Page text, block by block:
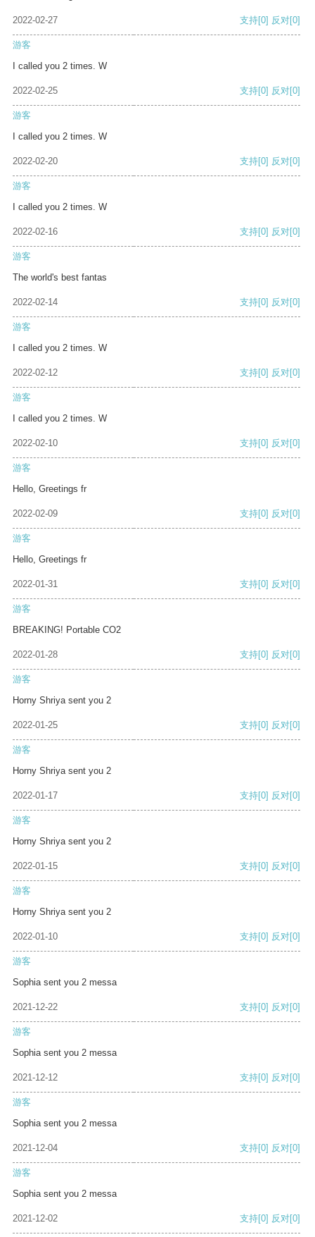
2022-02-27 支持[0] 反对[0]
游客
I called you 2 times. W
2022-02-25 支持[0] 反对[0]
游客
I called you 2 times. W
2022-02-20 支持[0] 反对[0]
游客
I called you 2 times. W
2022-02-16 支持[0] 反对[0]
游客
The world's best fantas
2022-02-14 支持[0] 反对[0]
游客
I called you 2 times. W
2022-02-12 支持[0] 反对[0]
游客
I called you 2 times. W
2022-02-10 支持[0] 反对[0]
游客
Hello, Greetings fr
2022-02-09 支持[0] 反对[0]
游客
Hello, Greetings fr
2022-01-31 支持[0] 反对[0]
游客
BREAKING! Portable CO2
2022-01-28 支持[0] 反对[0]
游客
Horny Shriya sent you 2
2022-01-25 支持[0] 反对[0]
游客
Horny Shriya sent you 2
2022-01-17 支持[0] 反对[0]
游客
Horny Shriya sent you 2
2022-01-15 支持[0] 反对[0]
游客
Horny Shriya sent you 2
2022-01-10 支持[0] 反对[0]
游客
Sophia sent you 2 messa
2021-12-22 支持[0] 反对[0]
游客
Sophia sent you 2 messa
2021-12-12 支持[0] 反对[0]
游客
Sophia sent you 2 messa
2021-12-04 支持[0] 反对[0]
游客
Sophia sent you 2 messa
2021-12-02 支持[0] 反对[0]